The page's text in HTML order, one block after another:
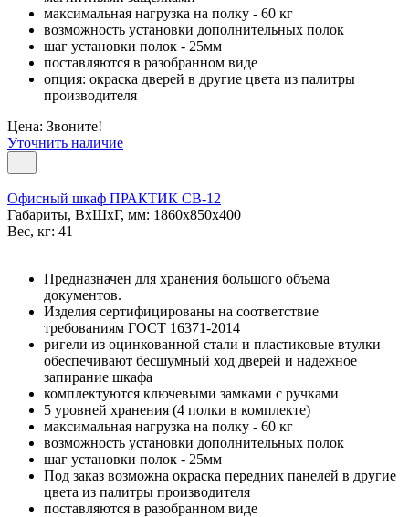
максимальная нагрузка на полку - 60 кг
возможность установки дополнительных полок
шаг установки полок - 25мм
поставляются в разобранном виде
опция: окраска дверей в другие цвета из палитры
производителя
Цена: Звоните!
Уточнить наличие
Офисный шкаф ПРАКТИК СВ-12
Габариты, ВxШxГ, мм: 1860x850x400
Вес, кг: 41
Предназначен для хранения большого объема
документов.
Изделия сертифицированы на соответствие
требованиям ГОСТ 16371-2014
ригели из оцинкованной стали и пластиковые втулки
обеспечивают бесшумный ход дверей и надежное
запирание шкафа
комплектуются ключевыми замками с ручками
5 уровней хранения (4 полки в комплекте)
максимальная нагрузка на полку - 60 кг
возможность установки дополнительных полок
шаг установки полок - 25мм
Под заказ возможна окраска передних панелей в другие
цвета из палитры производителя
поставляются в разобранном виде